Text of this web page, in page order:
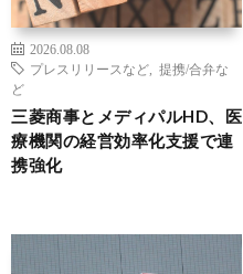
2026.08.08
プレスリリースなど
提携/合弁な
ど
三菱商事とメディパルHD、医
療機関の経営効率化支援で連
携強化